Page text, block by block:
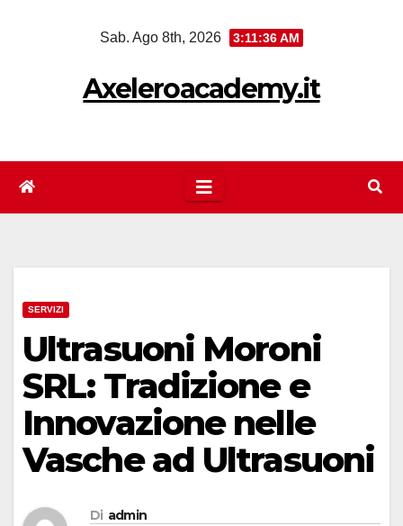
Sab. Ago 8th, 2026 3:11:37 AM
Axeleroacademy.it
SERVIZI
Ultrasuoni Moroni
SRL: Tradizione e
Innovazione nelle
Vasche ad Ultrasuoni
Di admin